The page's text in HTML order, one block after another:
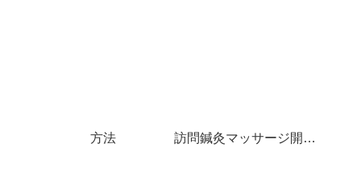
方法 訪問鍼灸マッサージ開業14年の私が、ケアマネからの紹介が途切れなくなった3つの仕組み